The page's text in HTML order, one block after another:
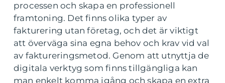
processen och skapa en professionell
framtoning. Det finns olika typer av
fakturering utan företag, och det är viktigt
att överväga sina egna behov och krav vid val
av faktureringsmetod. Genom att utnyttja de
digitala verktyg som finns tillgängliga kan
man enkelt komma igång och skapa en extra